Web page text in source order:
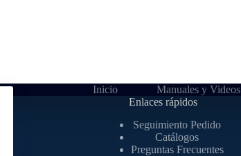
Inicio Manuales y Videos
Enlaces rápidos
Seguimiento Pedido
Catálogos
Preguntas Frecuentes